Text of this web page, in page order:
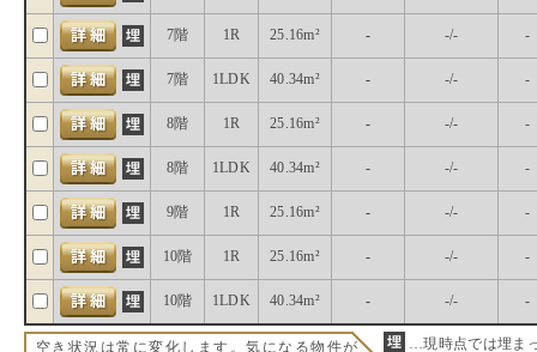
7階 1R 25.16m² - -/- -
7階 1LDK 40.34m² - -/- -
8階 1R 25.16m² - -/- -
8階 1LDK 40.34m² - -/- -
9階 1R 25.16m² - -/- -
10階 1R 25.16m² - -/- -
10階 1LDK 40.34m² - -/- -
空き状況は常に変化します。気になる物件が …現時点では埋ま